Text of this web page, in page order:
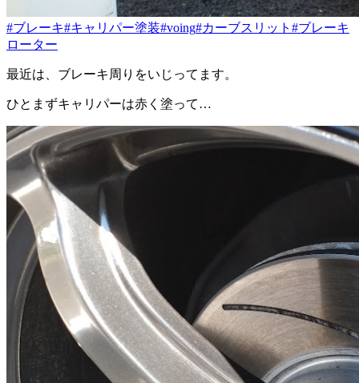
#ブレーキ#キャリパー塗装#voing#カーブスリット #ブレーキ
ローター
最近は、ブレーキ周りをいじってます。
ひとまずキャリパーは赤く塗って…